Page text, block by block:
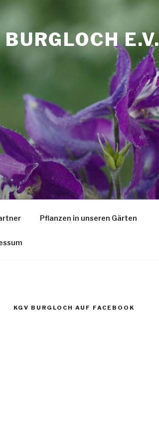
E.V.
Pflanzen in unseren Gärten
KGV BURGLOCH AUF FACEBOOK